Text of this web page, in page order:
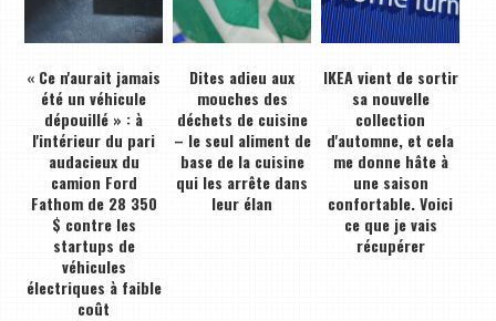
« Ce n'aurait jamais
été un véhicule
dépouillé » : à
l'intérieur du pari
audacieux du
camion Ford
Fathom de 28 350
$ contre les
startups de
véhicules
électriques à faible
coût
Dites adieu aux
mouches des
déchets de cuisine
– le seul aliment de
base de la cuisine
qui les arrête dans
leur élan
IKEA vient de sortir
sa nouvelle
collection
d'automne, et cela
me donne hâte à
une saison
confortable. Voici
ce que je vais
récupérer